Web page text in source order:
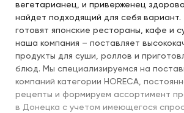
вегетарианец, и приверженец
найдет подходящий для себя
готовят японские рестораны, кафе и
наша компания – поставляет
продукты для суши, роллов и
блюд. Мы специализируемся на
компаний категории HORECA,
рецепты и формируем ассортимент
в Донецка с учетом имеющегося